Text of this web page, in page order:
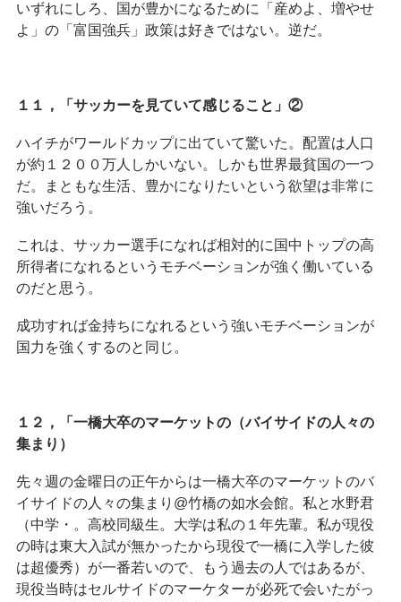
いずれにしろ、国が豊かになるために「産めよ、増やせ
よ」の「富国強兵」政策は好きではない。逆だ。
１１，「サッカーを見ていて感じること」②
ハイチがワールドカップに出ていて驚いた。配置は人口
が約１２００万人しかいない。しかも世界最貧国の一つ
だ。まともな生活、豊かになりたいという欲望は非常に
強いだろう。
これは、サッカー選手になれば相対的に国中トップの高
所得者になれるというモチベーションが強く働いている
のだと思う。
成功すれば金持ちになれるという強いモチベーションが
国力を強くするのと同じ。
１２，「一橋大卒のマーケットの（バイサイドの人々の
集まり）
先々週の金曜日の正午からは一橋大卒のマーケットのバ
イサイドの人々の集まり@竹橋の如水会館。私と水野君
（中学・。高校同級生。大学は私の１年先輩。私が現役
の時は東大入試が無かったから現役で一橋に入学した彼
は超優秀）が一番若いので、もう過去の人ではあるが、
現役当時はセルサイドのマーケターが必死で会いたがっ